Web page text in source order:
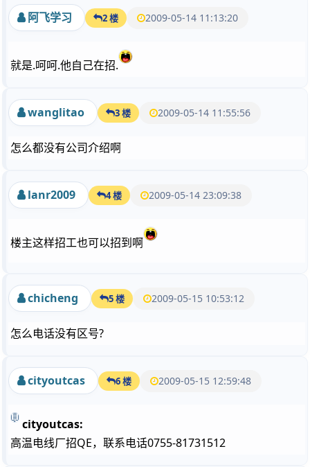
阿飞学习 2 楼 2009-05-14 11:13:20
就是.呵呵.他自己在招.
wanglitao 3 楼 2009-05-14 11:55:56
怎么都没有公司介绍啊
lanr2009 4 楼 2009-05-14 23:09:38
楼主这样招工也可以招到啊
chicheng 5 楼 2009-05-15 10:53:12
怎么电话没有区号?
cityoutcas 6 楼 2009-05-15 12:59:48
cityoutcas:
高温电线厂招QE，联系电话0755-81731512